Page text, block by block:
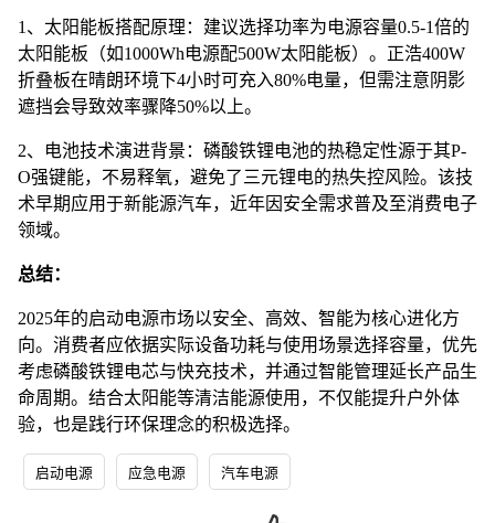
1、太阳能板搭配原理：建议选择功率为电源容量0.5-1倍的
太阳能板（如1000Wh电源配500W太阳能板）。正浩400W
折叠板在晴朗环境下4小时可充入80%电量，但需注意阴影
遮挡会导致效率骤降50%以上。
2、电池技术演进背景：磷酸铁锂电池的热稳定性源于其P-
O强键能，不易释氧，避免了三元锂电的热失控风险。该技
术早期应用于新能源汽车，近年因安全需求普及至消费电子
领域。
总结：
2025年的启动电源市场以安全、高效、智能为核心进化方
向。消费者应依据实际设备功耗与使用场景选择容量，优先
考虑磷酸铁锂电芯与快充技术，并通过智能管理延长产品生
命周期。结合太阳能等清洁能源使用，不仅能提升户外体
验，也是践行环保理念的积极选择。
启动电源 应急电源 汽车电源